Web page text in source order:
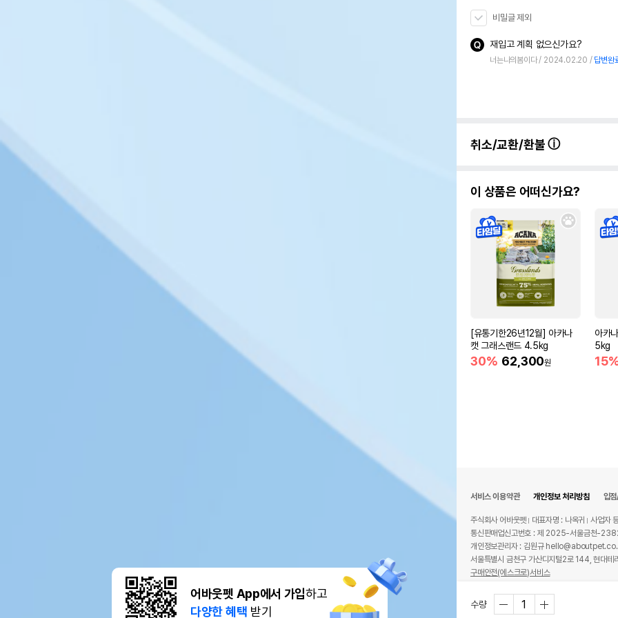
어바웃펫 App에서 가입하고
다양한 혜택 받기
비밀글 제외
재입고 계획 없으신가요?
너는나의봄이다 2024.02.20 답변완
취소/교환/환불
이 상품은 어떠신가요?
[유통기한26년12월] 아카나
캣 그래스랜드 4.5kg
30% 62,300원
아카
5kg
수량
서비스 이용약관 개인정보 처리방침 입
주식회사 어바웃펫 대표자명 : 나옥귀
사업자
통신판매업신고번호 : 제 2025-서울금천-
개인정보관리자 : 김원규
서울특별시 금천구 가산디지털2로 144, 현대
구매안전(에스크로)서비스